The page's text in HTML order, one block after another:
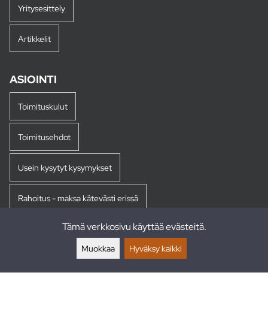
Yritysesittely
Artikkelit
ASIOINTI
Toimituskulut
Toimitusehdot
Usein kysytyt kysymykset
Rahoitus - maksa kätevästi erissä
Tämä verkkosivu käyttää evästeitä.
Muokkaa Hyväksy kaikki